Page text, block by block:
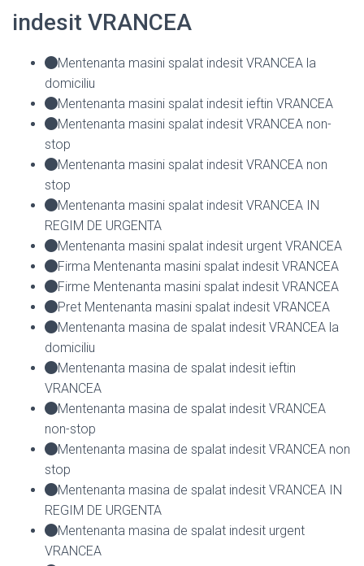
indesit VRANCEA
Mentenanta masini spalat indesit VRANCEA la
domiciliu
Mentenanta masini spalat indesit ieftin VRANCEA
Mentenanta masini spalat indesit VRANCEA non-
stop
Mentenanta masini spalat indesit VRANCEA non
stop
Mentenanta masini spalat indesit VRANCEA IN
REGIM DE URGENTA
Mentenanta masini spalat indesit urgent VRANCEA
Firma Mentenanta masini spalat indesit VRANCEA
Firme Mentenanta masini spalat indesit VRANCEA
Pret Mentenanta masini spalat indesit VRANCEA
Mentenanta masina de spalat indesit VRANCEA la
domiciliu
Mentenanta masina de spalat indesit ieftin
VRANCEA
Mentenanta masina de spalat indesit VRANCEA
non-stop
Mentenanta masina de spalat indesit VRANCEA non
stop
Mentenanta masina de spalat indesit VRANCEA IN
REGIM DE URGENTA
Mentenanta masina de spalat indesit urgent
VRANCEA